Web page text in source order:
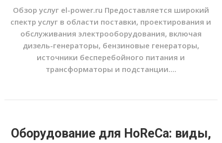
Обзор услуг el-power.ru Предоставляется широкий
спектр услуг в области поставки, проектирования и
обслуживания электрооборудования, включая
дизель-генераторы, бензиновые генераторы,
источники бесперебойного питания и
трансформаторы и подстанции....
Оборудование для HoReCa: виды,